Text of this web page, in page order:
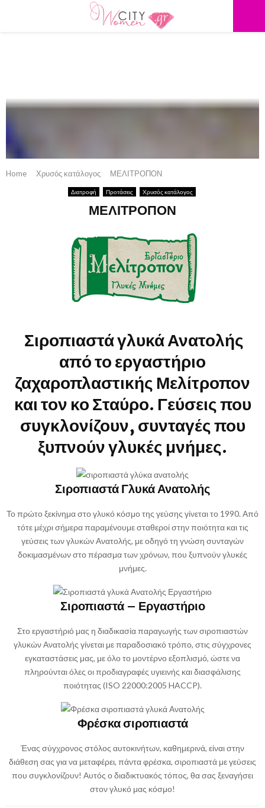
Home Χρυσός κατάλογος ΜΕΛΙΤΡΟΠΟΝ
Διατροφή Προτάσεις Χρυσός κατάλογος
ΜΕΛΙΤΡΟΠΟΝ
Σιροπιαστά γλυκά Ανατολής
από το εργαστήριο
ζαχαροπλαστικής Μελίτροπον
και τον κο Σταύρο. Γεύσεις που
συγκλονίζουν, συνταγές που
ξυπνούν γλυκές μνήμες.
Σιροπιαστά Γλυκά Ανατολής
Το πρώτο ξεκίνημα στο γλυκό κόσμο της γεύσης γίνεται το 1990. Από
τότε μέχρι σήμερα παραμένουμε σταθεροί στην ποιότητα και τις
γεύσεις των γλυκών Ανατολής, με οδηγό τη γνώση συνταγών
δοκιμασμένων στο πέρασμα των χρόνων, που ξυπνούν γλυκές
μνήμες.
Σιροπιαστά – Εργαστήριο
Στο εργαστήριό μας η διαδικασία παραγωγής των σιροπιαστών
γλυκών Ανατολής γίνεται με παραδοσιακό τρόπο, στις σύγχρονες
εγκαταστάσεις μας, με όλο το μοντέρνο εξοπλισμό, ώστε να
πληρούνται όλες οι προδιαγραφές υγιεινής και διασφάλισης
ποιότητας (ISO 22000:2005 HACCP).
Φρέσκα σιροπιαστά
Ένας σύγχρονος στόλος αυτοκινήτων, καθημερινά, είναι στην
διάθεση σας για να μεταφέρει, πάντα φρέσκα, σιροπιαστά με γεύσεις
που συγκλονίζουν! Αυτός ο διαδικτυακός τόπος, θα σας ξεναγήσει
στον γλυκό μας κόσμο!